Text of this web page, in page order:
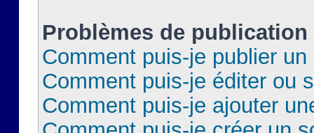
Problèmes de publication
Comment puis-je publier
Comment puis-je éditer ou
Comment puis-je ajouter